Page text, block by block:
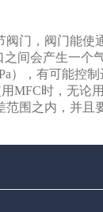
门，阀门能使
间会产生一个
），有可能控
MFC时，无论
围之内，并且销